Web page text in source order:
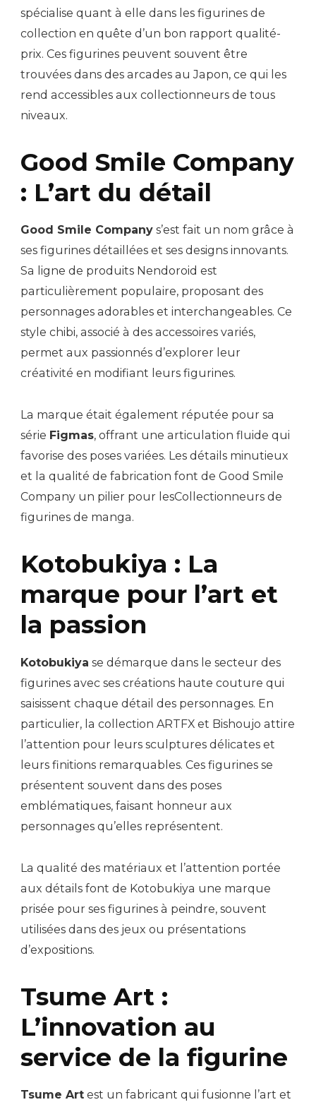
spécialise quant à elle dans les figurines de
collection en quête d’un bon rapport qualité-
prix. Ces figurines peuvent souvent être
trouvées dans des arcades au Japon, ce qui les
rend accessibles aux collectionneurs de tous
niveaux.
Good Smile Company
: L’art du détail
Good Smile Company s’est fait un nom grâce à
ses figurines détaillées et ses designs innovants.
Sa ligne de produits Nendoroid est
particulièrement populaire, proposant des
personnages adorables et interchangeables. Ce
style chibi, associé à des accessoires variés,
permet aux passionnés d’explorer leur
créativité en modifiant leurs figurines.
La marque était également réputée pour sa
série Figmas, offrant une articulation fluide qui
favorise des poses variées. Les détails minutieux
et la qualité de fabrication font de Good Smile
Company un pilier pour lesCollectionneurs de
figurines de manga.
Kotobukiya : La
marque pour l’art et
la passion
Kotobukiya se démarque dans le secteur des
figurines avec ses créations haute couture qui
saisissent chaque détail des personnages. En
particulier, la collection ARTFX et Bishoujo attire
l’attention pour leurs sculptures délicates et
leurs finitions remarquables. Ces figurines se
présentent souvent dans des poses
emblématiques, faisant honneur aux
personnages qu’elles représentent.
La qualité des matériaux et l’attention portée
aux détails font de Kotobukiya une marque
prisée pour ses figurines à peindre, souvent
utilisées dans des jeux ou présentations
d’expositions.
Tsume Art :
L’innovation au
service de la figurine
Tsume Art est un fabricant qui fusionne l’art et